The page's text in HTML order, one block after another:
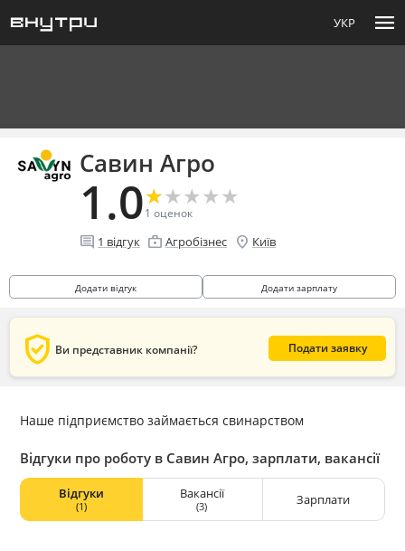
УКР menu
Савин Агро
1.0★
★★
★★
★★
★★
★
1 оценок
comment 1 відгук enterprise Агробізнес location_on Київ
Додати відгук Додати зарплату
verified_user Ви представник компанії? Подати заявку
Наше підприємство займається свинарством
Відгуки про роботу в Савин Агро, зарплати, вакансії
Відгуки
(1)
Вакансії
(3) Зарплати